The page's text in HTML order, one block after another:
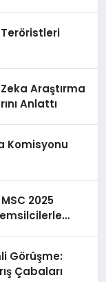
Teröristleri
Araştırma
Anlattı
Komisyonu
2025
Görüşme:
Çabaları